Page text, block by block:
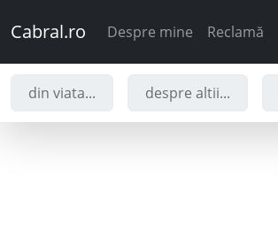
Cabral.ro Despre mine Reclamă
din viata... despre altii...